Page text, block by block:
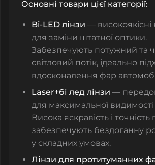
Основні товари цієї категорії:
Bi-LED лінзи —
для заміни штатної оптики.
Забезпечують потужний та
світловий потік, ідеально
вдосконалення фар
Laser+бі лед лінзи —
для максимальної видимості
Висока яскравість і
забезпечують бездоганну
у складних умовах.
Лінзи для протитуманних